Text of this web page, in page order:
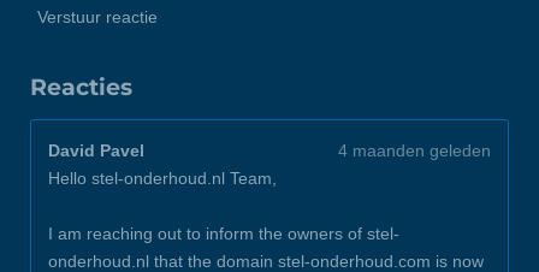
Verstuur reactie
Reacties
David Pavel
4 maanden geleden
Hello stel-onderhoud.nl Team,
I am reaching out to inform the owners of stel-
onderhoud.nl that the domain stel-onderhoud.com is now